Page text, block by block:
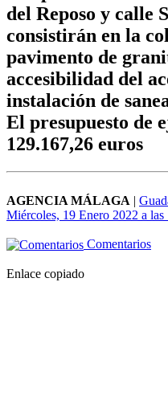
del Reposo y calle
consistirán en la
pavimento de
accesibilidad del
instalación de
El presupuesto de
129.167,26 euros
AGENCIA MÁLAGA |
Miércoles, 19 Enero 2022 a las
Comentarios
Enlace copiado